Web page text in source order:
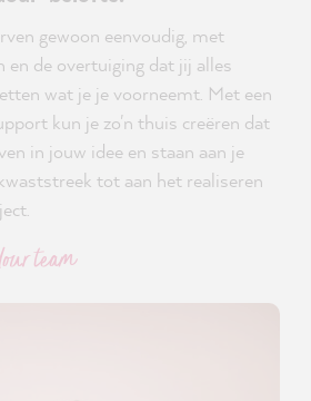
gewoon eenvoudig, met
en de overtuiging dat jij alles
wat je je voorneemt. Met een
kun je zo'n thuis creëren dat
in jouw idee en staan aan je
tot aan het realiseren
team